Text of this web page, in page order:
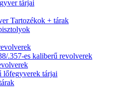
tárjai
Tartozékok + tárak
.357-es kaliberű revolverek
lőfegyverek tárjai